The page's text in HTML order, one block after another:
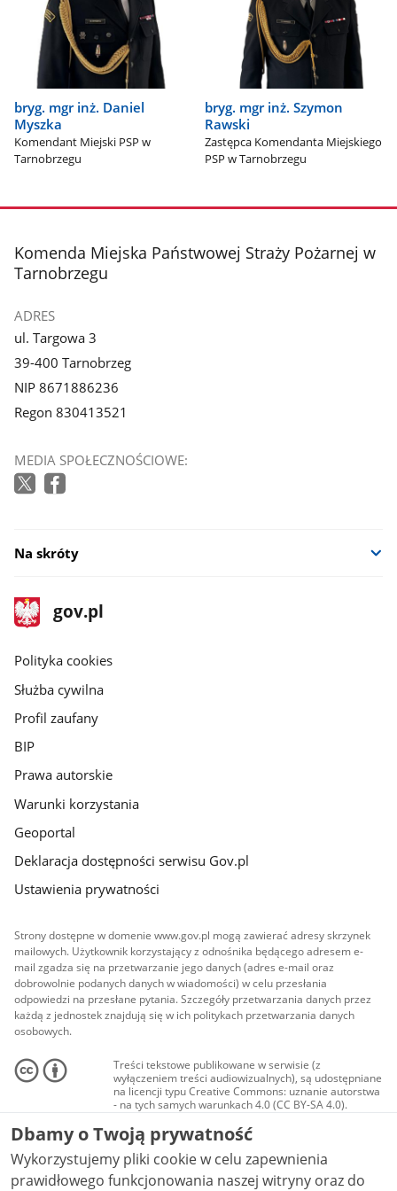
bryg. mgr inż. Daniel
Myszka
Komendant Miejski PSP w
Tarnobrzegu
bryg. mgr inż. Szymon
Rawski
Zastępca Komendanta Miejskiego
PSP w Tarnobrzegu
stopka
Komenda Miejska Państwowej Straży Pożarnej w
Tarnobrzegu
ADRES
ul. Targowa 3
39-400 Tarnobrzeg
NIP 8671886236
Regon 830413521
MEDIA SPOŁECZNOŚCIOWE:
Na skróty
stopka
gov.pl
Strona
gov.pl
gov.pl
Polityka cookies
Służba cywilna
Profil zaufany
BIP
Prawa autorskie
Warunki korzystania
Geoportal
Deklaracja dostępności serwisu Gov.pl
Ustawienia prywatności
Strony dostępne w domenie www.gov.pl mogą zawierać adresy skrzynek
mailowych. Użytkownik korzystający z odnośnika będącego adresem e-
mail zgadza się na przetwarzanie jego danych (adres e-mail oraz
dobrowolnie podanych danych w wiadomości) w celu przesłania
odpowiedzi na przesłane pytania. Szczegóły przetwarzania danych przez
każdą z jednostek znajdują się w ich politykach przetwarzania danych
osobowych.
Treści tekstowe publikowane w serwisie (z
wyłączeniem treści audiowizualnych), są udostępniane
na licencji typu Creative Commons: uznanie autorstwa
- na tych samych warunkach 4.0 (CC BY-SA 4.0).
Materiały audiowizualne, w tym zdjęcia, materiały
audio i wideo, są udostępniane na licencji typu
Creative Commons: uznanie autorstwa użycie
niekomercyjne - bez utworów zależnych 4.0 (CC BY-
NC-ND 4.0), o ile nie jest to stwierdzone inaczej.
Dbamy o Twoją prywatność
Wykorzystujemy pliki cookie w celu zapewnienia
prawidłowego funkcjonowania naszej witryny oraz do